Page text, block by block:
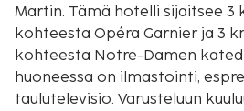
Martin. Tämä hotelli sijaitsee 3 km:n päässä
kohteesta Opéra Garnier ja 3
kohteesta Notre-Damen
huoneessa on ilmastointi,
taulutelevisio. Varusteluun